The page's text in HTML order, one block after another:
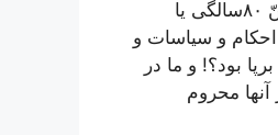
تازه‌ می‌دانید: اگر حضرت‌ را در این‌ سن‌ شهید ننموده‌ بودند، و حضرت‌ مثلاً تا سنّ ٨٠سالگی‌ یا
احکام‌ و سیاسات‌ و
بود؟! و ما در
محروم‌